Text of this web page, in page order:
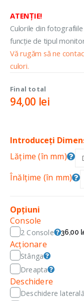
ATENȚIE!
Culorile din
funcție de tipul
Vă rugăm să ne
culori.
Final total
94,00 lei
Introduceți
Lățime (în mm)
Înălțime (în mm)
Opțiuni
Console
2 Console 36,00
Acționare
Stânga
Dreapta
Deschidere
Deschidere laterală